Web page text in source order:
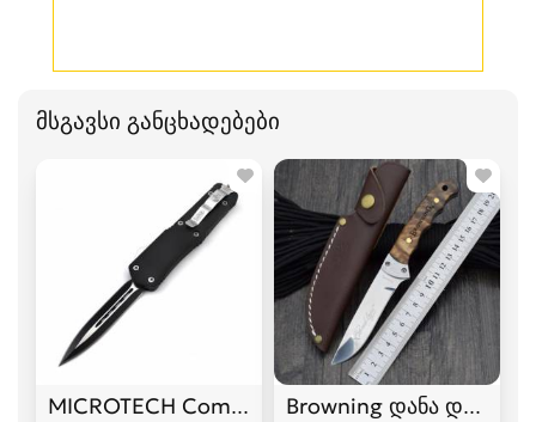
მსგავსი განცხადებები
MICROTECH Combat Troodon დანა დანები
Browning დანა დანები